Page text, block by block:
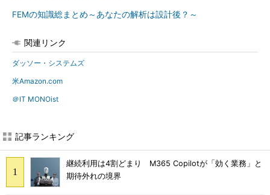
FEMの知識総まとめ～あなたの解析は設計後？～
関連リンク
ダッソー・システムズ
米Amazon.com
＠IT MONOist
記事ランキング
継続利用は4割どまり M365 Copilotが「効く業務」と
期待外れの境界